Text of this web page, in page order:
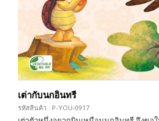
เต่ากับนกอินทรี
รหัสสินค้า : P-YOU-0917